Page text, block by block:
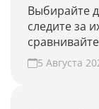
Выбирайте
следите за
5 Августа